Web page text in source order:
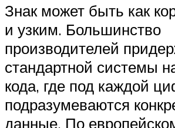
Знак может быть как
и узким. Большинство
производителей
стандартной системы
кода, где под каждой
подразумеваются
данные. По